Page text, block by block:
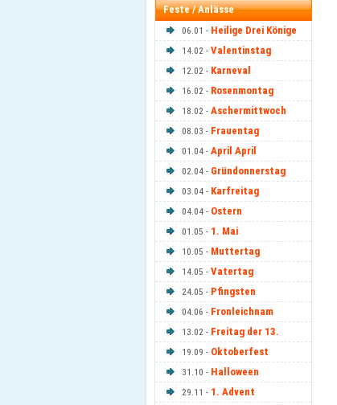
Feste / Anlässe
06.01 - Heilige Drei Könige
14.02 - Valentinstag
12.02 - Karneval
16.02 - Rosenmontag
18.02 - Aschermittwoch
08.03 - Frauentag
01.04 - April April
02.04 - Gründonnerstag
03.04 - Karfreitag
04.04 - Ostern
01.05 - 1. Mai
10.05 - Muttertag
14.05 - Vatertag
24.05 - Pfingsten
04.06 - Fronleichnam
13.02 - Freitag der 13.
19.09 - Oktoberfest
31.10 - Halloween
29.11 - 1. Advent